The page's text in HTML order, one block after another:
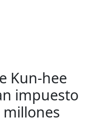
Kun-hee
impuesto
millones